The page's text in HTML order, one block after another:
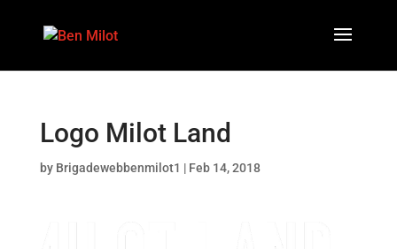
Logo Milot Land
by Brigadewebbenmilot1 | Feb 14, 2018